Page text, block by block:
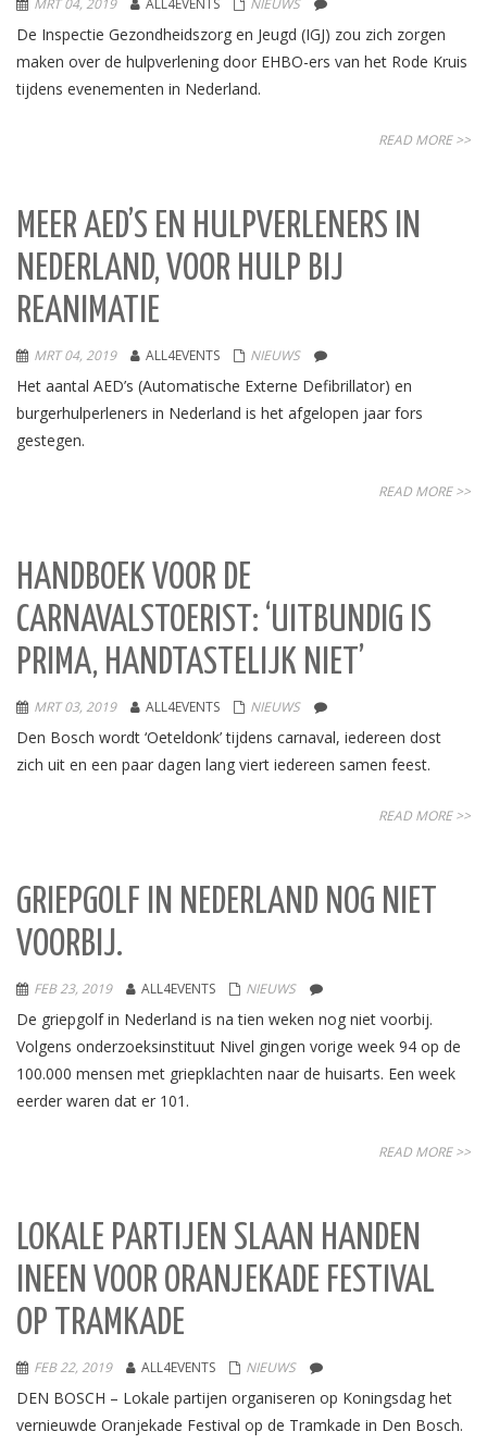
MRT 04, 2019 ALL4EVENTS NIEUWS
De Inspectie Gezondheidszorg en Jeugd (IGJ) zou zich zorgen
maken over de hulpverlening door EHBO-ers van het Rode Kruis
tijdens evenementen in Nederland.
READ MORE >>
MEER AED’S EN HULPVERLENERS IN
NEDERLAND, VOOR HULP BIJ
REANIMATIE
MRT 04, 2019 ALL4EVENTS NIEUWS
Het aantal AED’s (Automatische Externe Defibrillator) en
burgerhulperleners in Nederland is het afgelopen jaar fors
gestegen.
READ MORE >>
HANDBOEK VOOR DE
CARNAVALSTOERIST: ‘UITBUNDIG IS
PRIMA, HANDTASTELIJK NIET’
MRT 03, 2019 ALL4EVENTS NIEUWS
Den Bosch wordt ‘Oeteldonk’ tijdens carnaval, iedereen dost
zich uit en een paar dagen lang viert iedereen samen feest.
READ MORE >>
GRIEPGOLF IN NEDERLAND NOG NIET
VOORBIJ.
FEB 23, 2019 ALL4EVENTS NIEUWS
De griepgolf in Nederland is na tien weken nog niet voorbij.
Volgens onderzoeksinstituut Nivel gingen vorige week 94 op de
100.000 mensen met griepklachten naar de huisarts. Een week
eerder waren dat er 101.
READ MORE >>
LOKALE PARTIJEN SLAAN HANDEN
INEEN VOOR ORANJEKADE FESTIVAL
OP TRAMKADE
FEB 22, 2019 ALL4EVENTS NIEUWS
DEN BOSCH – Lokale partijen organiseren op Koningsdag het
vernieuwde Oranjekade Festival op de Tramkade in Den Bosch.